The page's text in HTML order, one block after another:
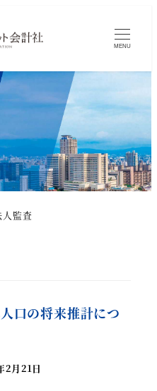
MENU
監査
口の将来推計につ
2月21日